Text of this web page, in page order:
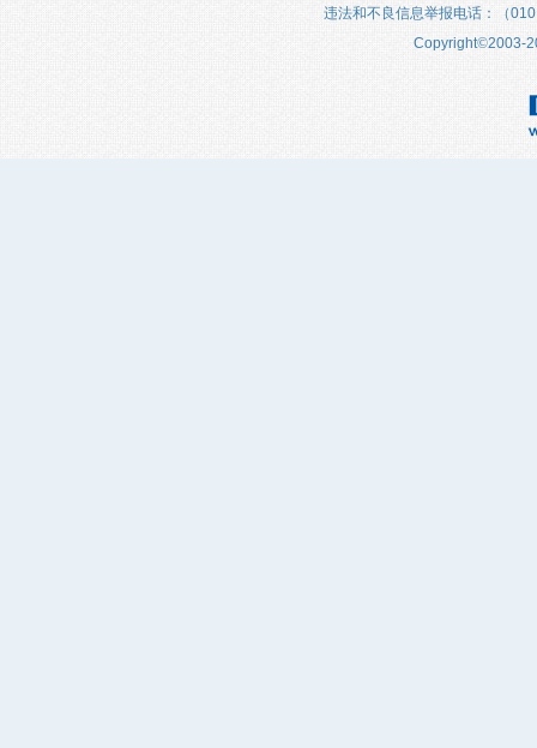
违法和不良信息举报电话：（
Copyright©2003-